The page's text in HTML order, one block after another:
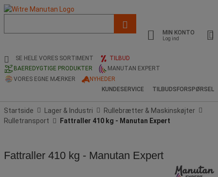
og
søgehistorik
MIN KONTO
Log ind
SE HELE VORES SORTIMENT
TILBUD
BAEREDYGTIGE PRODUKTER
MANUTAN EXPERT
VORES EGNE MÆRKER
NYHEDER
KUNDESERVICE
TILBUDSFORSPØRSEL
Startside Lager & Industri
Rullebrætter & Maskinskøjter
Rulletransport
Fattraller 410 kg - Manutan Expert
Fattraller 410 kg - Manutan Expert